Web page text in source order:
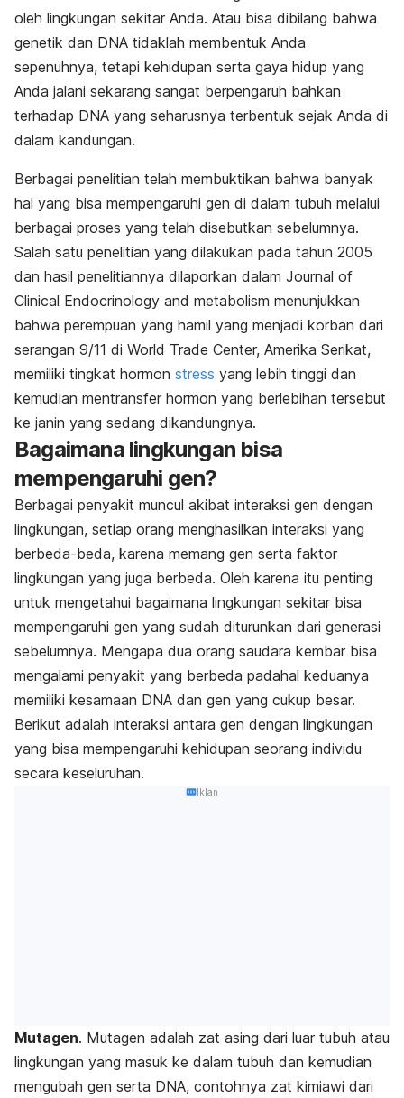
oleh lingkungan sekitar Anda. Atau bisa dibilang bahwa
genetik dan DNA tidaklah membentuk Anda
sepenuhnya, tetapi kehidupan serta gaya hidup yang
Anda jalani sekarang sangat berpengaruh bahkan
terhadap DNA yang seharusnya terbentuk sejak Anda di
dalam kandungan.
Berbagai penelitian telah membuktikan bahwa banyak
hal yang bisa mempengaruhi gen di dalam tubuh melalui
berbagai proses yang telah disebutkan sebelumnya.
Salah satu penelitian yang dilakukan pada tahun 2005
dan hasil penelitiannya dilaporkan dalam Journal of
Clinical Endocrinology and metabolism menunjukkan
bahwa perempuan yang hamil yang menjadi korban dari
serangan 9/11 di World Trade Center, Amerika Serikat,
memiliki tingkat hormon stress yang lebih tinggi dan
kemudian mentransfer hormon yang berlebihan tersebut
ke janin yang sedang dikandungnya.
Bagaimana lingkungan bisa
mempengaruhi gen?
Berbagai penyakit muncul akibat interaksi gen dengan
lingkungan, setiap orang menghasilkan interaksi yang
berbeda-beda, karena memang gen serta faktor
lingkungan yang juga berbeda. Oleh karena itu penting
untuk mengetahui bagaimana lingkungan sekitar bisa
mempengaruhi gen yang sudah diturunkan dari generasi
sebelumnya. Mengapa dua orang saudara kembar bisa
mengalami penyakit yang berbeda padahal keduanya
memiliki kesamaan DNA dan gen yang cukup besar.
Berikut adalah interaksi antara gen dengan lingkungan
yang bisa mempengaruhi kehidupan seorang individu
secara keseluruhan.
Iklan
Mutagen. Mutagen adalah zat asing dari luar tubuh atau
lingkungan yang masuk ke dalam tubuh dan kemudian
mengubah gen serta DNA, contohnya zat kimiawi dari